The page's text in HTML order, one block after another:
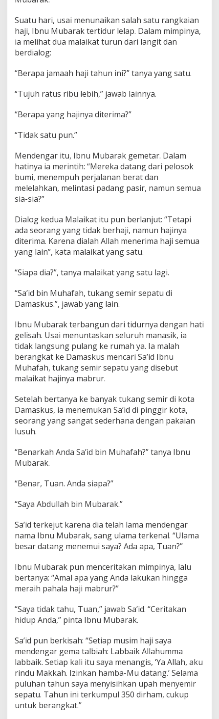
Suatu hari, usai menunaikan salah satu rangkaian
haji, Ibnu Mubarak tertidur lelap. Dalam mimpinya,
ia melihat dua malaikat turun dari langit dan
berdialog:
“Berapa jamaah haji tahun ini?” tanya yang satu.
“Tujuh ratus ribu lebih,” jawab lainnya.
“Berapa yang hajinya diterima?”
“Tidak satu pun.”
Mendengar itu, Ibnu Mubarak gemetar. Dalam
hatinya ia merintih: “Mereka datang dari pelosok
bumi, menempuh perjalanan berat dan
melelahkan, melintasi padang pasir, namun semua
sia-sia?”
Dialog kedua Malaikat itu pun berlanjut: “Tetapi
ada seorang yang tidak berhaji, namun hajinya
diterima. Karena dialah Allah menerima haji semua
yang lain”, kata malaikat yang satu.
“Siapa dia?”, tanya malaikat yang satu lagi.
“Sa’id bin Muhafah, tukang semir sepatu di
Damaskus.”, jawab yang lain.
Ibnu Mubarak terbangun dari tidurnya dengan hati
gelisah. Usai menuntaskan seluruh manasik, ia
tidak langsung pulang ke rumah ya. Ia malah
berangkat ke Damaskus mencari Sa’id Ibnu
Muhafah, tukang semir sepatu yang disebut
malaikat hajinya mabrur.
Setelah bertanya ke banyak tukang semir di kota
Damaskus, ia menemukan Sa’id di pinggir kota,
seorang yang sangat sederhana dengan pakaian
lusuh.
“Benarkah Anda Sa’id bin Muhafah?” tanya Ibnu
Mubarak.
“Benar, Tuan. Anda siapa?”
“Saya Abdullah bin Mubarak.”
Sa’id terkejut karena dia telah lama mendengar
nama Ibnu Mubarak, sang ulama terkenal. “Ulama
besar datang menemui saya? Ada apa, Tuan?”
Ibnu Mubarak pun menceritakan mimpinya, lalu
bertanya: “Amal apa yang Anda lakukan hingga
meraih pahala haji mabrur?”
“Saya tidak tahu, Tuan,” jawab Sa’id. “Ceritakan
hidup Anda,” pinta Ibnu Mubarak.
Sa’id pun berkisah: “Setiap musim haji saya
mendengar gema talbiah: Labbaik Allahumma
labbaik. Setiap kali itu saya menangis, ‘Ya Allah, aku
rindu Makkah. Izinkan hamba-Mu datang.’ Selama
puluhan tahun saya menyisihkan upah menyemir
sepatu. Tahun ini terkumpul 350 dirham, cukup
untuk berangkat.”